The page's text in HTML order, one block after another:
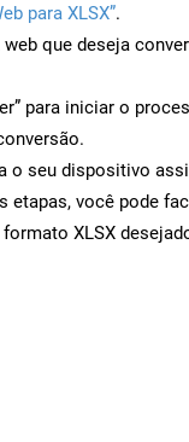
para XLSX”.
que deseja
para iniciar o
o seu dispositivo
etapas, você pode
XLSX